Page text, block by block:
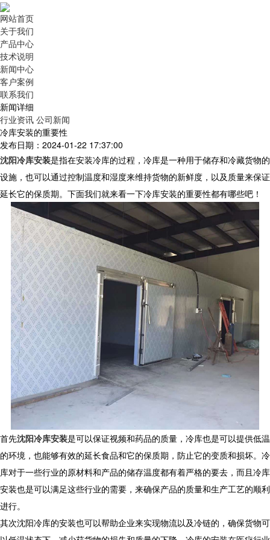
网站首页
关于我们
产品中心
技术说明
新闻中心
客户案例
联系我们
新闻详细
行业资讯 公司新闻
冷库安装的重要性
发布日期：2024-01-22 17:37:00
沈阳冷库安装是指在安装冷库的过程，冷库是一种用于储存和冷藏货物的
设施，也可以通过控制温度和湿度来维持货物的新鲜度，以及质量来保证
延长它的保质期。下面我们就来看一下冷库安装的重要性都有哪些吧！
首先沈阳冷库安装是可以保证视频和药品的质量，冷库也是可以提供低温
的环境，也能够有效的延长食品和它的保质期，防止它的变质和损坏。冷
库对于一些行业的原材料和产品的储存温度都有着严格的要去，而且冷库
安装也是可以满足这些行业的需要，来确保产品的质量和生产工艺的顺利
进行。
其次沈阳冷库的安装也可以帮助企业来实现物流以及冷链的，确保货物可